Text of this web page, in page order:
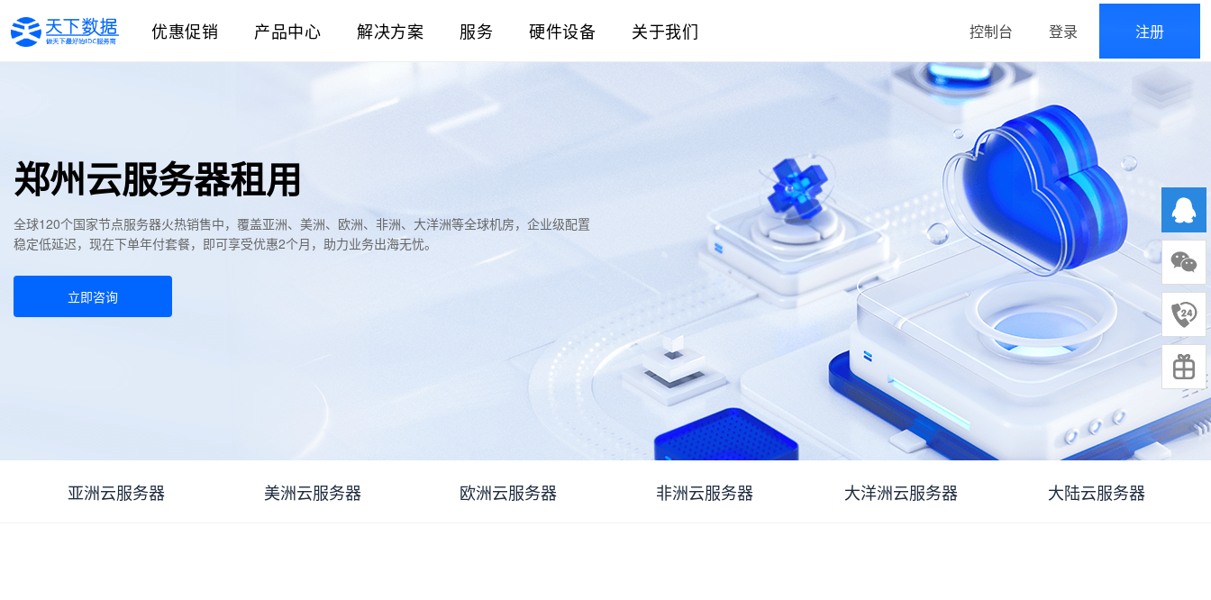
优惠促销 产品中心 解决方案 服务 硬件设备 关于我们 控制台 登录 注册
郑州云服务器租用
全球120个国家节点服务器火热销售中，覆盖亚洲、美洲、欧洲、非洲、大洋洲等全球机房，企业级配置
稳定低延迟，现在下单年付套餐，即可享受优惠2个月，助力业务出海无忧。
立即咨询
亚洲云服务器 美洲云服务器 欧洲云服务器 非洲云服务器 大洋洲云服务器 大陆云服务器